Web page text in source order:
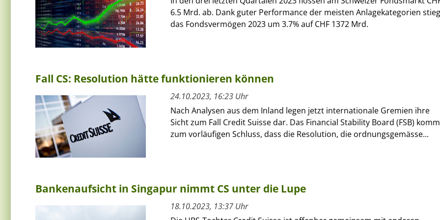
6.5 Mrd. ab. Dank guter Performance der meisten Anlagekategorien stieg
das Fondsvermögen 2023 um 3.7% auf CHF 1372 Mrd.
Fall CS: Resolution hätte funktionieren können
24.10.2023, 16:23 Uhr
Nach Analysen aus dem Inland legen jetzt internationale Gremien ihre
Sicht zum Fall Credit Suisse dar. Das Financial Stability Board (FSB)
zum vorläufigen Schluss, dass die Resolution, die ordnungsgemässe...
Bankenaufsicht in Singapur nimmt CS unter die Lupe
18.10.2023, 13:37 Uhr